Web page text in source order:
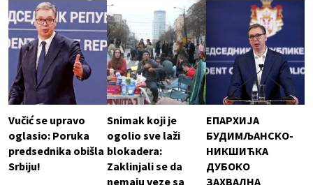
Vučić se upravo
oglasio: Poruka
predsednika obišla
Srbiju!
Snimak koji je
ogolio sve laži
blokadera:
Zaklinjali se da
nemaju veze sa
ЕПАРХИЈА
БУДИМЉАНСКО-
НИКШИЋКА
ДУБОКО
ЗАХВАЛНА